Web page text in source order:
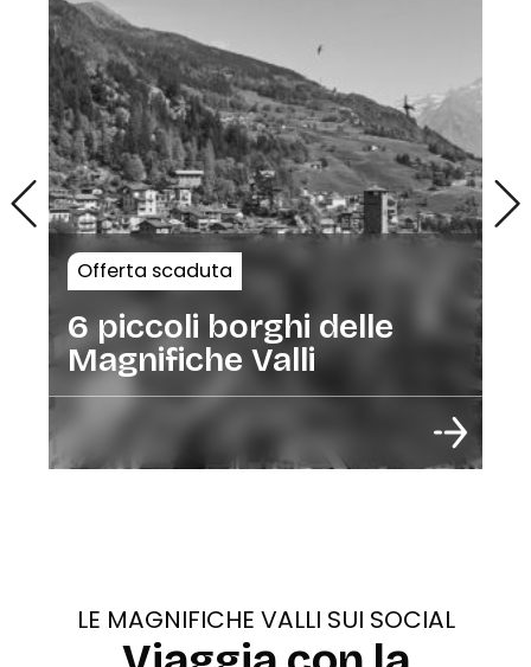
Offerta scaduta
6 piccoli borghi delle
Magnifiche Valli
LE MAGNIFICHE VALLI SUI SOCIAL